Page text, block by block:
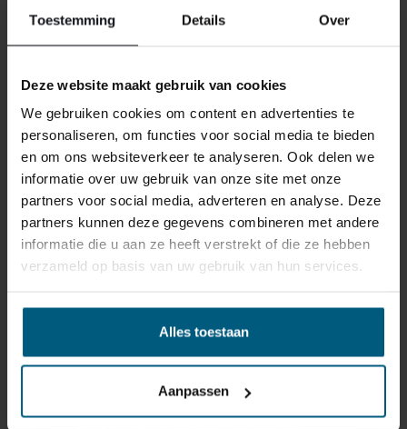
Toestemming Details Over
Deze website maakt gebruik van cookies
We gebruiken cookies om content en advertenties te
personaliseren, om functies voor social media te bieden
en om ons websiteverkeer te analyseren. Ook delen we
informatie over uw gebruik van onze site met onze
partners voor social media, adverteren en analyse. Deze
partners kunnen deze gegevens combineren met andere
informatie die u aan ze heeft verstrekt of die ze hebben
verzameld op basis van uw gebruik van hun services.
Alles toestaan
Aanpassen
dagen na ontvangst zonder opgave van reden te
. Behandel het product met zorg en zorg
Mocht het product beschadigd zijn of is de verpakking
meer beschadigd dan nodig, dan kunnen we deze
waardevermindering van het product aan u
doorberekenen.
GERELATEERDE PRODUCTEN